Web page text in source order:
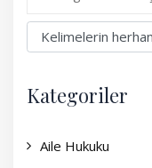
Yargıtay Kararları
Basında Biz
Kategoriler
Aile Hukuku